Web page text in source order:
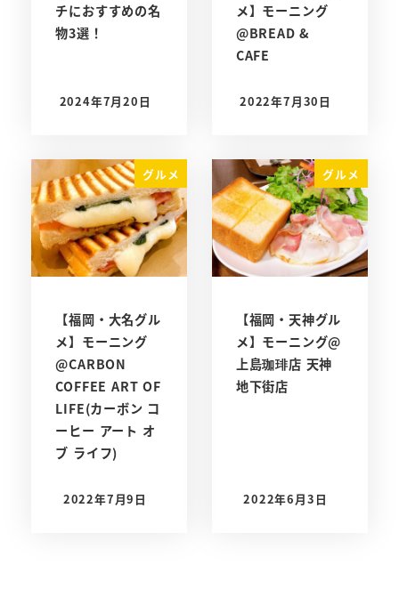
チにおすすめの名
物3選！
投稿日
2024年7月20日
メ】モーニング
@BREAD &
CAFE
投稿日
2022年7月30日
グルメ
【福岡・大名グル
メ】モーニング
@CARBON
COFFEE ART OF
LIFE(カーボン コ
ーヒー アート オ
ブ ライフ)
投稿日
2022年7月9日
グルメ
【福岡・天神グル
メ】モーニング@
上島珈琲店 天神
地下街店
投稿日
2022年6月3日